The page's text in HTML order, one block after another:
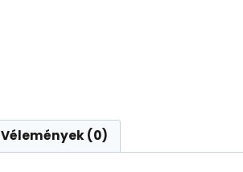
Vélemények (0)